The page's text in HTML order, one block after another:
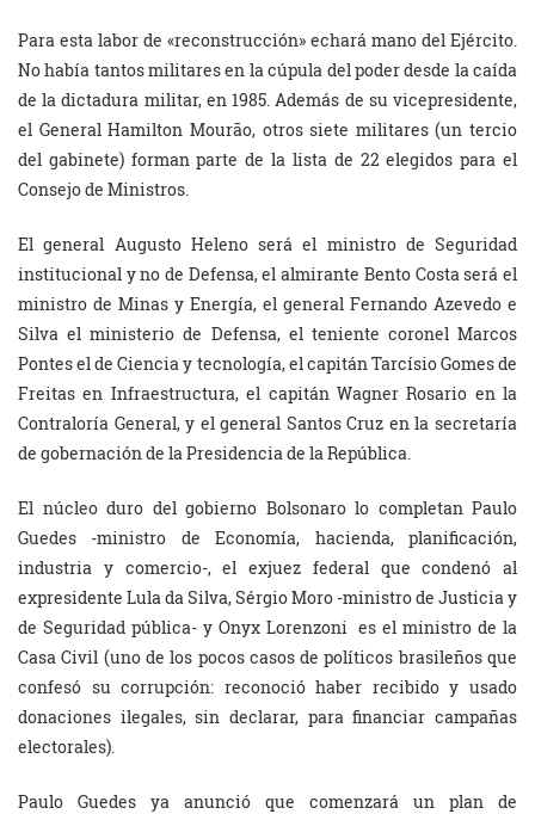
Para esta labor de «reconstrucción» echará mano del Ejército.
No había tantos militares en la cúpula del poder desde la caída
de la dictadura militar, en 1985. Además de su vicepresidente,
el General Hamilton Mourão, otros siete militares (un tercio
del gabinete) forman parte de la lista de 22 elegidos para el
Consejo de Ministros.
El general Augusto Heleno será el ministro de Seguridad
institucional y no de Defensa, el almirante Bento Costa será el
ministro de Minas y Energía, el general Fernando Azevedo e
Silva el ministerio de Defensa, el teniente coronel Marcos
Pontes el de Ciencia y tecnología, el capitán Tarcísio Gomes de
Freitas en Infraestructura, el capitán Wagner Rosario en la
Contraloría General, y el general Santos Cruz en la secretaría
de gobernación de la Presidencia de la República.
El núcleo duro del gobierno Bolsonaro lo completan Paulo
Guedes -ministro de Economía, hacienda, planificación,
industria y comercio-, el exjuez federal que condenó al
expresidente Lula da Silva, Sérgio Moro -ministro de Justicia y
de Seguridad pública- y Onyx Lorenzoni es el ministro de la
Casa Civil (uno de los pocos casos de políticos brasileños que
confesó su corrupción: reconoció haber recibido y usado
donaciones ilegales, sin declarar, para financiar campañas
electorales).
Paulo Guedes ya anunció que comenzará un plan de